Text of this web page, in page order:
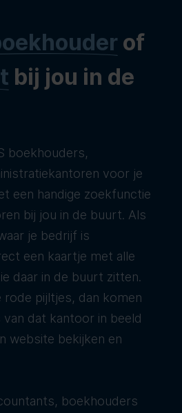
of
bij jou in de
boekhouders,
voor je
een handige zoekfunctie
bij jou in de buurt. Als
je bedrijf is
een kaartje met alle
daar in de buurt zitten.
rode pijltjes, dan komen
dat kantoor in beeld
website bekijken en
boekhouders